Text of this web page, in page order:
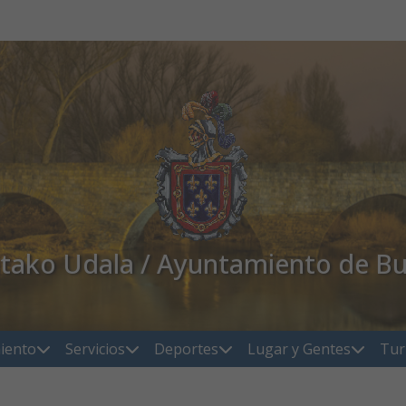
Udala / Ayuntamiento de
Servicios Deportes Lugar y Gentes